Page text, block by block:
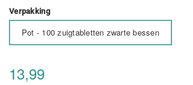
Verpakking
Pot - 100 zuigtabletten zwarte bessen
13,99